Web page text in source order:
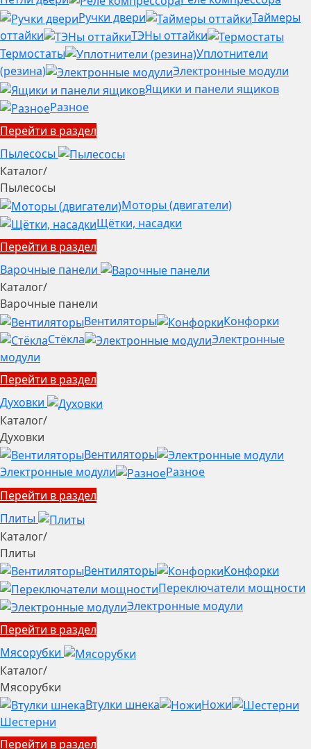
Ручки двери
Таймеры
оттайки
ТЭНы оттайки
Термостаты
Уплотнители
(резина)
Электронные модули
Ящики и панели ящиков
Разное
Перейти в раздел
Пылесосы
Каталог/
Пылесосы
Моторы (двигатели)
Щётки, насадки
Перейти в раздел
Варочные панели
Каталог/
Варочные панели
Вентиляторы
Конфорки
Стёкла
Электронные
модули
Перейти в раздел
Духовки
Каталог/
Духовки
Вентиляторы
Электронные модули
Разное
Перейти в раздел
Плиты
Каталог/
Плиты
Вентиляторы
Конфорки
Переключатели мощности
Электронные модули
Перейти в раздел
Мясорубки
Каталог/
Мясорубки
Втулки шнека
Ножи
Шестерни
Перейти в раздел